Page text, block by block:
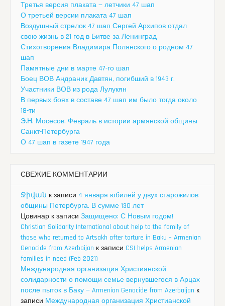
Третья версия плаката — летчики 47 шап
О третьей версии плаката 47 шап
Воздушный стрелок 47 шап Сергей Архипов отдал
свою жизнь в 21 год в Битве за Ленинград
Стихотворения Владимира Полянского о родном 47
шап
Памятные дни в марте 47-го шап
Боец ВОВ Андраник Давтян, погибший в 1943 г.
Участники ВОВ из рода Лулукян
В первых боях в составе 47 шап им было тогда около
18-ти
Э.Н. Мосесов. Февраль в истории армянской общины
Санкт-Петербурга
О 47 шап в газете 1947 года
СВЕЖИЕ КОММЕНТАРИИ
Ջիվան к записи 4 января юбилей у двух старожилов
общины Петербурга. В сумме 130 лет
Цовинар к записи Защищено: С Новым годом!
Christian Solidarity International about help to the family of
those who returned to Artsakh after torture in Baku – Armenian
Genocide from Azerbaijan к записи CSI helps Armenian
families in need (Feb 2021)
Международная организация Христианской
солидарности о помощи семье вернувшегося в Арцах
после пыток в Баку — Armenian Genocide from Azerbaijan к
записи Международная организация Христианской